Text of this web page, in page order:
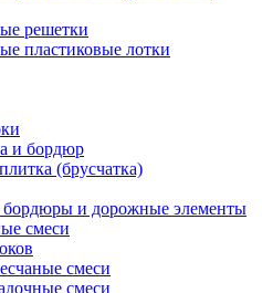
решетки
пластиковые лотки
и бордюр
(брусчатка)
бордюры и дорожные элементы
смеси
смеси
смеси